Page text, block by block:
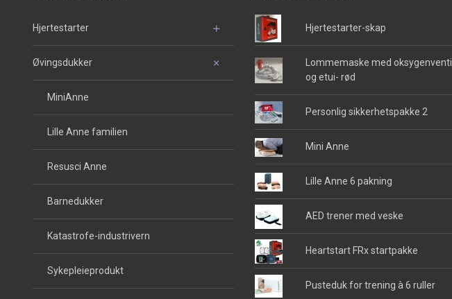
Hjertestarter
Øvingsdukker
MiniAnne
Lille Anne familien
Resusci Anne
Barnedukker
Katastrofe-industrivern
Sykepleieprodukt
Hjertestarter-skap
Lommemaske med oksygenventil
og etui- rød
Personlig sikkerhetspakke 2
Mini Anne
Lille Anne 6 pakning
AED trener med veske
Heartstart FRx startpakke
Pusteduk for trening à 6 ruller